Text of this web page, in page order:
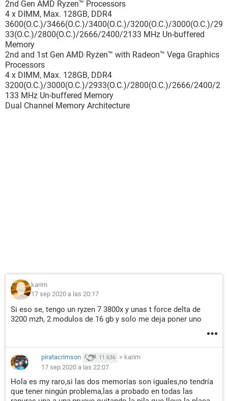
2nd Gen AMD Ryzen™ Processors
4 x DIMM, Max. 128GB, DDR4
3600(O.C.)/3466(O.C.)/3400(O.C.)/3200(O.C.)/3000(O.C.)/29
33(O.C.)/2800(O.C.)/2666/2400/2133 MHz Un-buffered
Memory
2nd and 1st Gen AMD Ryzen™ with Radeon™ Vega Graphics
Processors
4 x DIMM, Max. 128GB, DDR4
3200(O.C.)/3000(O.C.)/2933(O.C.)/2800(O.C.)/2666/2400/2
133 MHz Un-buffered Memory
Dual Channel Memory Architecture
karim
17 sep 2020 a las 20:17
Si eso se, tengo un ryzen 7 3800x y unas t force delta de
3200 mzh, 2 modulos de 16 gb y solo me deja poner uno
piratacrimson 11.636 > karim
17 sep 2020 a las 22:07
Hola es my raro,si las dos memorías son iguales,no tendría
que tener ningún problema,las a probado en todas las